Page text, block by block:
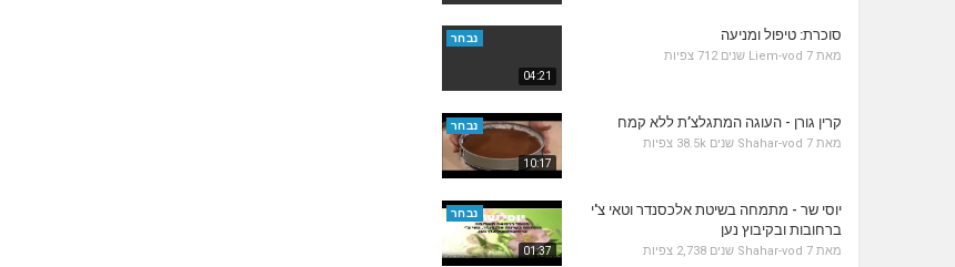
04:21
נבחר סוכרת: טיפול ומניעה
מאת Liem-vod 7 שנים 712 צפיות
10:17
נבחר קרין גורן - העוגה המתגלצ’ת ללא קמח
מאת Shahar-vod 7 שנים 38.5k צפיות
01:37
נבחר
יוסי שר - מתמחה בשיטת אלכסנדר וטאי צ'י
ברחובות ובקיבוץ נען
מאת Shahar-vod 7 שנים 2,738 צפיות